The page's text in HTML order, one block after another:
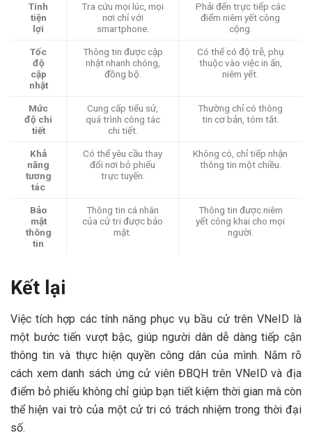
Tính
tiện
lợi
Tra cứu mọi lúc, mọi
nơi chỉ với
smartphone.
Phải đến trực tiếp các
điểm niêm yết công
cộng.
Tốc
độ
cập
nhật
Thông tin được cập
nhật nhanh chóng,
đồng bộ.
Có thể có độ trễ, phụ
thuộc vào việc in ấn,
niêm yết.
Mức
độ chi
tiết
Cung cấp tiểu sử,
quá trình công tác
chi tiết.
Thường chỉ có thông
tin cơ bản, tóm tắt.
Khả
năng
tương
tác
Có thể yêu cầu thay
đổi nơi bỏ phiếu
trực tuyến.
Không có, chỉ tiếp nhận
thông tin một chiều.
Bảo
mật
thông
tin
Thông tin cá nhân
của cử tri được bảo
mật.
Thông tin được niêm
yết công khai cho mọi
người.
Kết lại
Việc tích hợp các tính năng phục vụ bầu cử trên VNeID là
một bước tiến vượt bậc, giúp người dân dễ dàng tiếp cận
thông tin và thực hiện quyền công dân của mình. Nắm rõ
cách xem danh sách ứng cử viên ĐBQH trên VNeID và địa
điểm bỏ phiếu không chỉ giúp bạn tiết kiệm thời gian mà còn
thể hiện vai trò của một cử tri có trách nhiệm trong thời đại
số.